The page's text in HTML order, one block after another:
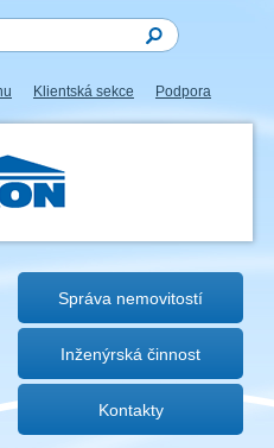
Klientská sekce Podpora
Správa nemovitostí
Inženýrská činnost
Kontakty